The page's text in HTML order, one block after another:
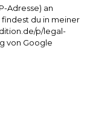
Adresse) an
du in meiner
p/legal-
von Google